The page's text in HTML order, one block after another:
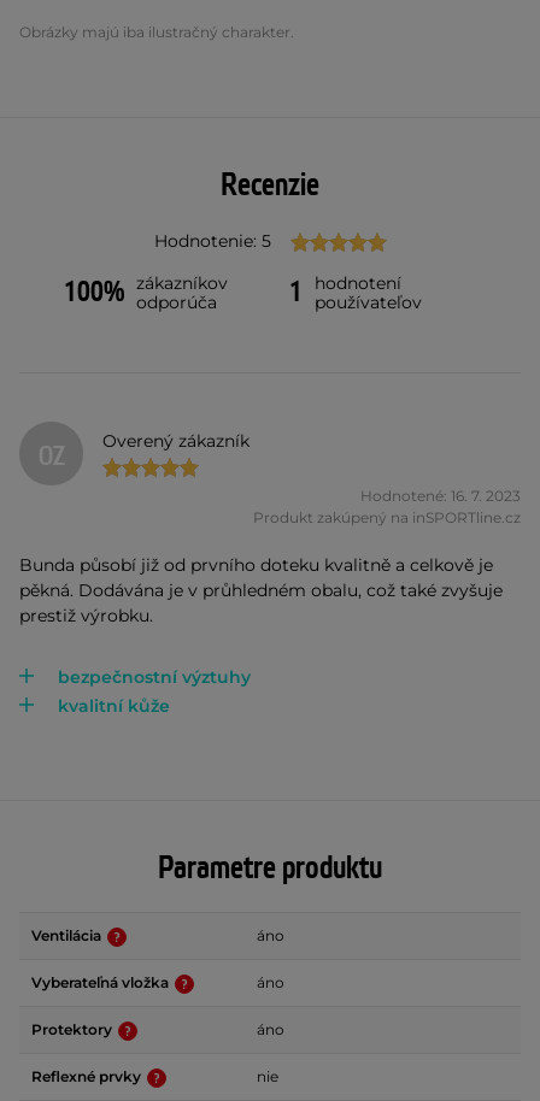
Obrázky majú iba ilustračný charakter.
Recenzie
Hodnotenie: 5
100% zákazníkov
odporúča
1
hodnotení
používateľov
OZ Overený zákazník
Hodnotené: 16. 7. 2023
Produkt zakúpený na inSPORTline.cz
Bunda působí již od prvního doteku kvalitně a celkově je
pěkná. Dodávána je v průhledném obalu, což také zvyšuje
prestiž výrobku.
bezpečnostní výztuhy
kvalitní kůže
Parametre produktu
Ventilácia áno
Vyberateľná vložka áno
Protektory áno
Reflexné prvky nie